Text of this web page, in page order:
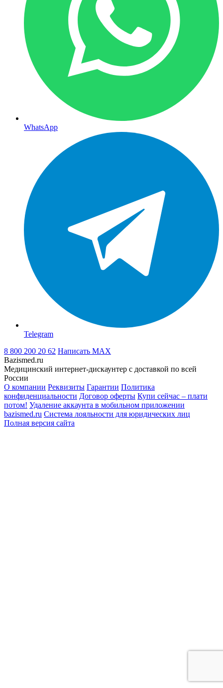
WhatsApp
Telegram
8 800 200 20 62 Написать MAX
Bazismed.ru
Медицинский интернет-дискаунтер с доставкой по всей
России
О компании Реквизиты Гарантии Политика
конфиденциальности Договор оферты Купи сейчас – плати
потом! Удаление аккаунта в мобильном приложении
bazismed.ru Система лояльности для юридических лиц
Полная версия сайта